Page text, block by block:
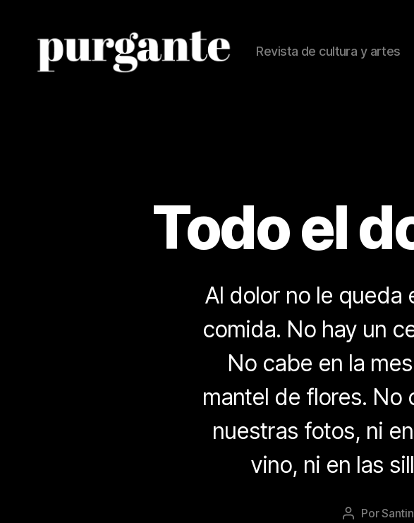
Revista de cultura y artes
Todo el
Al dolor no le queda
comida. No hay un
No cabe en la
mantel de flores. No
nuestras fotos, ni
vino, ni en las
Autor
Por